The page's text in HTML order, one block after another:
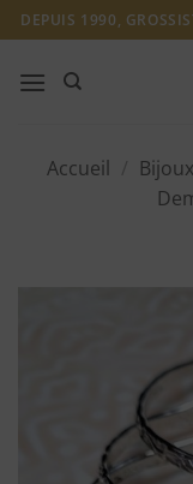
Passer
au
contenu
DEPUIS 1990,
Accueil